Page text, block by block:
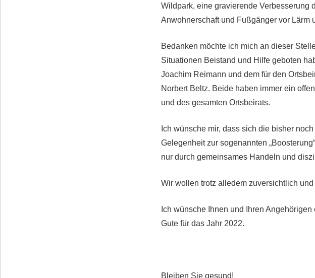
Wildpark, eine gravierende Verbesserung
Anwohnerschaft und Fußgänger vor Lärm
Bedanken möchte ich mich an dieser
Situationen Beistand und Hilfe geboten
Joachim Reimann und dem für den
Norbert Beltz. Beide haben immer ein
und des gesamten Ortsbeirats.
Ich wünsche mir, dass sich die bisher
Gelegenheit zur sogenannten
nur durch gemeinsames Handeln und
Wir wollen trotz alledem zuversichtlich
Ich wünsche Ihnen und Ihren
Gute für das Jahr 2022.
Bleiben Sie gesund!